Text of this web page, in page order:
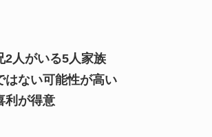
2人がいる5人家族
はない可能性が高い
利が得意